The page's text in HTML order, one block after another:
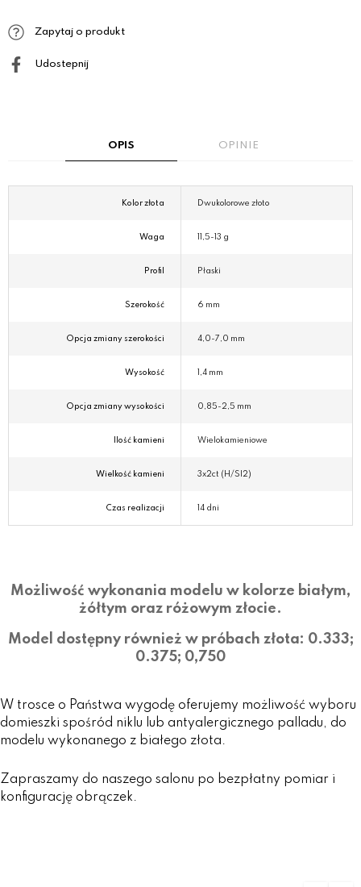
Zapytaj o produkt
Udostepnij
OPIS OPINIE
Kolor złota Dwukolorowe złoto
Waga 11,5-13 g
Profil Płaski
Szerokość 6 mm
Opcja zmiany szerokości 4,0-7,0 mm
Wysokość 1,4 mm
Opcja zmiany wysokości 0,85-2,5 mm
Ilość kamieni Wielokamieniowe
Wielkość kamieni 3x2ct (H/SI2)
Czas realizacji 14 dni
Możliwość wykonania modelu w kolorze białym,
żółtym oraz różowym złocie.
Model dostępny również w próbach złota: 0.333;
0.375; 0,750
W trosce o Państwa wygodę oferujemy możliwość wyboru
domieszki spośród niklu lub antyalergicznego palladu, do
modelu wykonanego z białego złota.
Zapraszamy do naszego salonu po bezpłatny pomiar i
konfigurację obrączek.